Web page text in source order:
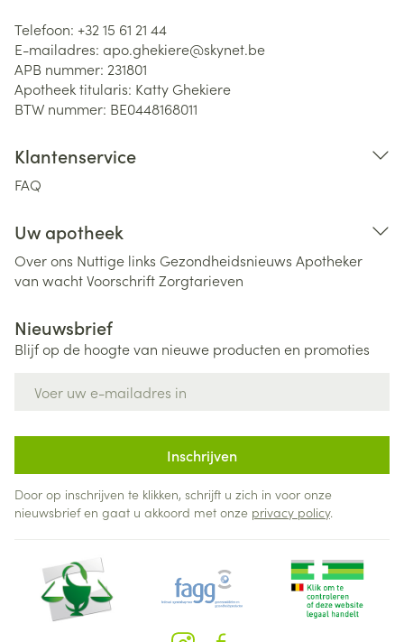
Telefoon: +32 15 61 21 44
E-mailadres: apo.ghekiere@skynet.be
APB nummer: 231801
Apotheek titularis: Katty Ghekiere
BTW nummer: BE0448168011
Klantenservice
FAQ
Uw apotheek
Over ons Nuttige links Gezondheidsnieuws Apotheker
van wachtVoorschriftZorgtarieven
Nieuwsbrief
Blijf op de hoogte van nieuwe producten en promoties
Inschrijven
Door op inschrijven te klikken, schrijft u zich in voor onze
nieuwsbrief en gaat u akkoord met onze privacy policy.